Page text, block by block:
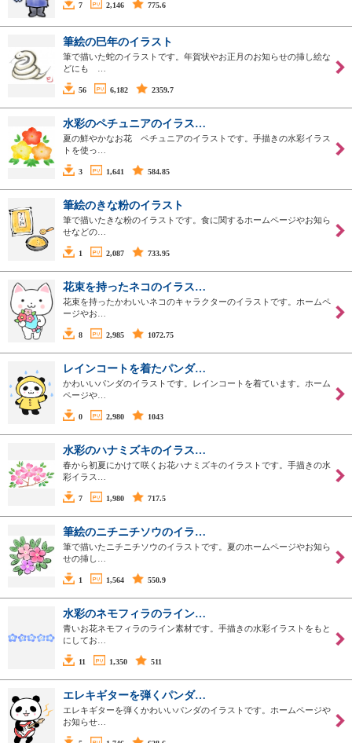
7 2,146 775.6
筆絵の巳年のイラスト
筆で描いた蛇のイラストです。年賀状やお正月のお知らせの挿し絵な
どにも …
56 6,182 2359.7
水彩のペチュニアのイラス…
夏の鮮やかなお花 ペチュニアのイラストです。手描きの水彩イラス
トを使っ…
3 1,641 584.85
筆絵のきな粉のイラスト
筆で描いたきな粉のイラストです。食に関するホームページやお知ら
せなどの…
1 2,087 733.95
花束を持ったネコのイラス…
花束を持ったかわいいネコのキャラクターのイラストです。ホームペ
ージやお…
8 2,985 1072.75
レインコートを着たパンダ…
かわいいパンダのイラストです。レインコートを着ています。ホーム
ページや…
0 2,980 1043
水彩のハナミズキのイラス…
春から初夏にかけて咲くお花ハナミズキのイラストです。手描きの水
彩イラス…
7 1,980 717.5
筆絵のニチニチソウのイラ…
筆で描いたニチニチソウのイラストです。夏のホームページやお知ら
せの挿し…
1 1,564 550.9
水彩のネモフィラのライン…
青いお花ネモフィラのライン素材です。手描きの水彩イラストをもと
にしてお…
11 1,350 511
エレキギターを弾くパンダ…
エレキギターを弾くかわいいパンダのイラストです。ホームページや
お知らせ…